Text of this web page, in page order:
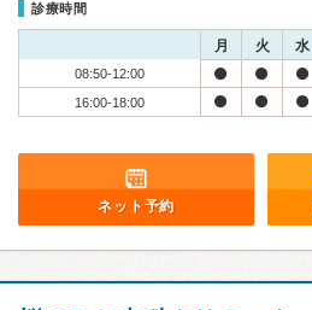
診療時間
月 火 水
08:50-12:00
16:00-18:00
ネット予約